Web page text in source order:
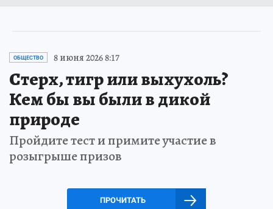
ОБЩЕСТВО 8 июня 2026 8:17
Стерх, тигр или выхухоль?
Кем бы вы были в дикой
природе
Пройдите тест и примите участие в
розыгрыше призов
ПРОЧИТАТЬ